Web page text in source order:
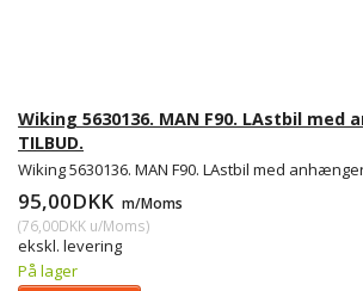
Wiking 5630136. MAN F90. LAstbil med
TILBUD.
Wiking 5630136. MAN F90. LAstbil med
95,00DKK m/Moms
(76,00DKK u/Moms)
ekskl. levering
På lager